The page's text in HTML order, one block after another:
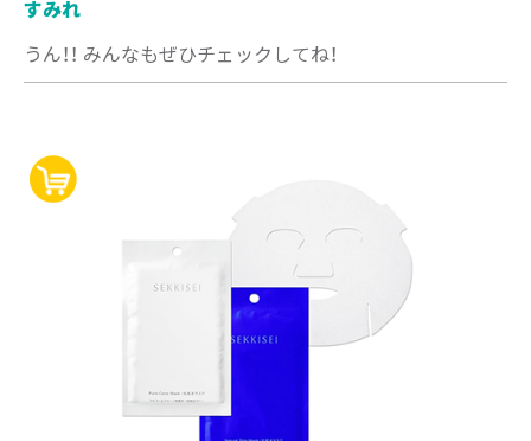
すみれ
うん！！ みんなもぜひチェックしてね！